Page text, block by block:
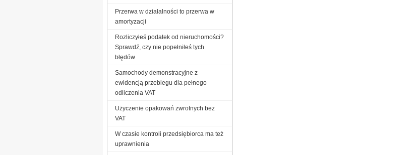
Przerwa w działalności to przerwa w
amortyzacji
Rozliczyłeś podatek od nieruchomości?
Sprawdź, czy nie popełniłeś tych
błędów
Samochody demonstracyjne z
ewidencją przebiegu dla pełnego
odliczenia VAT
Użyczenie opakowań zwrotnych bez
VAT
W czasie kontroli przedsiębiorca ma też
uprawnienia